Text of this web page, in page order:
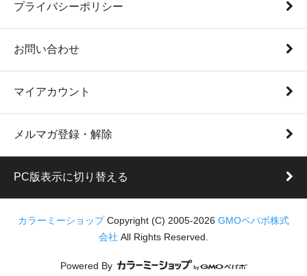
プライバシーポリシー
お問い合わせ
マイアカウント
メルマガ登録・解除
PC版表示に切り替える
カラーミーショップ Copyright (C) 2005-2026 GMOペパボ株式
会社 All Rights Reserved.
Powered By